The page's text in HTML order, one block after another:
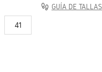
GUÍA DE TALLAS
41